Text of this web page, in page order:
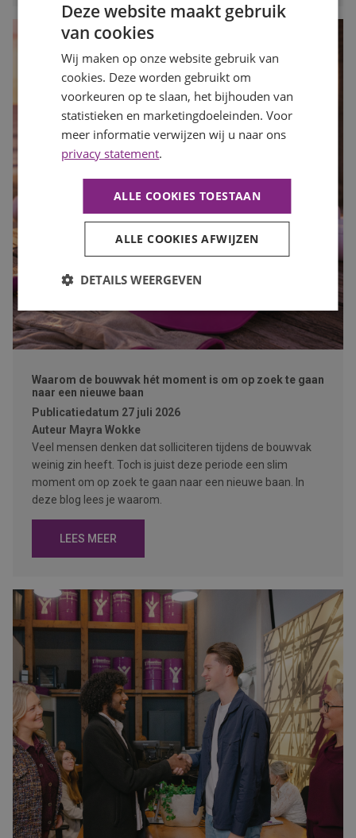
Waarom de bouwvak hét moment is om op zoek te gaan
naar een nieuwe baan
Publicatiedatum 27 juli 2026
Auteur Mayra Wokke
Veel mensen denken dat solliciteren tijdens de bouwvak
weinig zin heeft. Toch is juist deze periode een slim
moment om op zoek te gaan naar een nieuwe baan. In
deze blog lees je waarom.
LEES MEER
Deze website maakt gebruik
van cookies
Wij maken op onze website gebruik van
cookies. Deze worden gebruikt om
voorkeuren op te slaan, het bijhouden van
statistieken en marketingdoeleinden. Voor
meer informatie verwijzen wij u naar ons
privacy statement.
ALLE COOKIES TOESTAAN
ALLE COOKIES AFWIJZEN
DETAILS WEERGEVEN